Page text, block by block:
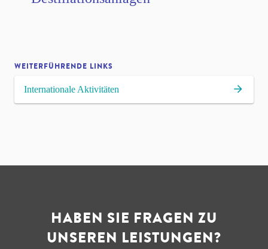
WEITERFÜHRENDE LINKS
Internationale Aktivitäten
HABEN SIE FRAGEN ZU
UNSEREN LEISTUNGEN?